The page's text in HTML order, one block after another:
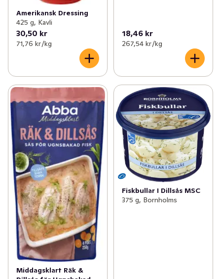
Amerikansk Dressing
425 g, Kavli
30,50 kr
71,76 kr /kg
18,46 kr
267,54 kr /kg
Middagsklart Räk &
Fiskbullar I Dillsås MSC
375 g, Bornholms